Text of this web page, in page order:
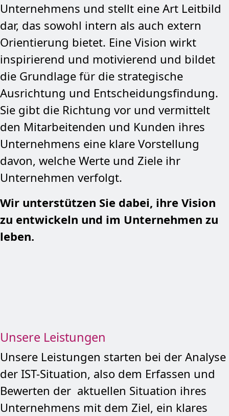
Unternehmens und stellt eine Art Leitbild
dar, das sowohl intern als auch extern
Orientierung bietet. Eine Vision wirkt
inspirierend und motivierend und bildet
die Grundlage für die strategische
Ausrichtung und Entscheidungsfindung.
Sie gibt die Richtung vor und vermittelt
den Mitarbeitenden und Kunden ihres
Unternehmens eine klare Vorstellung
davon, welche Werte und Ziele ihr
Unternehmen verfolgt.
Wir unterstützen Sie dabei, ihre Vision
zu entwickeln und im Unternehmen zu
leben.
Unsere Leistungen
Unsere Leistungen starten bei der Analyse
der IST-Situation, also dem Erfassen und
Bewerten der aktuellen Situation ihres
Unternehmens mit dem Ziel, ein klares